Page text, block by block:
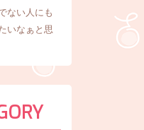
ない人にも
いなぁと思